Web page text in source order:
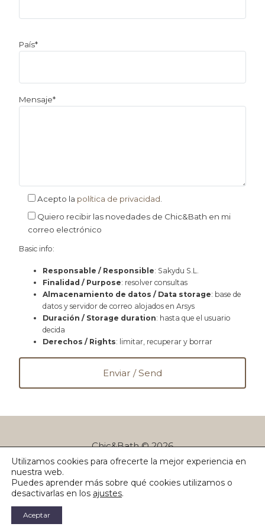
País*
Mensaje*
Acepto la política de privacidad
Quiero recibir las novedades de Chic&Bath en mi
correo electrónico
Basic info:
Responsable / Responsible: Sakydu S.L.
Finalidad / Purpose: resolver consultas
Almacenamiento de datos / Data storage: base de
datos y servidor de correo alojados en Arsys
Duración / Storage duration: hasta que el usuario
decida
Derechos / Rights: limitar, recuperar y borrar
Chic&Bath © 2026
Política de privacidad ¿Dudas?
Utilizamos cookies para ofrecerte la mejor experiencia en
nuestra web.
Puedes aprender más sobre qué cookies utilizamos o
desactivarlas en los ajustes.
Aceptar